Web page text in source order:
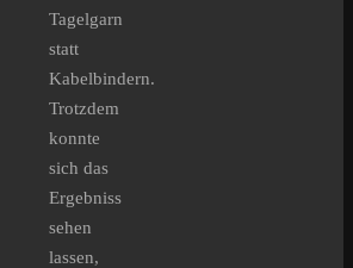
Tagelgarn
statt
Kabelbindern.
Trotzdem
konnte
sich das
Ergebniss
sehen
lassen,